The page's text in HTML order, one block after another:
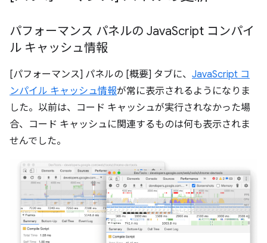
パフォーマンス パネルの JavaScript コンパイ
ル キャッシュ情報
[パフォーマンス] パネルの [概要] タブに、 JavaScript コ
ンパイル キャッシュ情報が常に表示されるようになりま
した。以前は、コード キャッシュが実行されなかった場
合、コード キャッシュに関連するものは何も表示されま
せんでした。